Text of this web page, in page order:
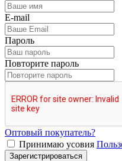
E-mail
Пароль
Повторите пароль
Оптовый покупатель?
Принимаю усовия
Зарегистрироваться